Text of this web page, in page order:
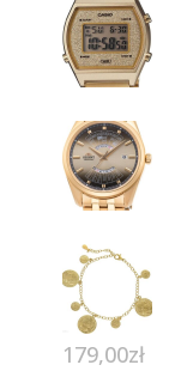
179,00zł